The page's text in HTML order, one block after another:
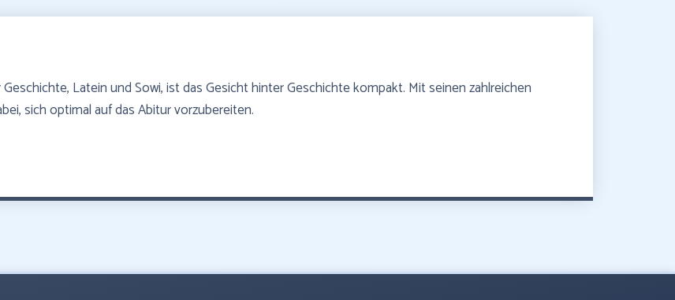
Geschichte, Latein und Sowi, ist das Gesicht hinter Geschichte kompakt. Mit seinen zahlreichen
sich optimal auf das Abitur vorzubereiten.